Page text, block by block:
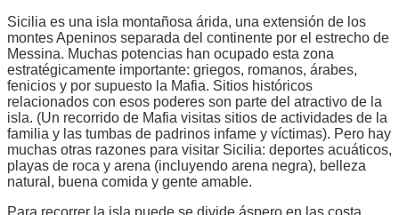
Sicilia es una isla montañosa árida, una extensión de los
montes Apeninos separada del continente por el estrecho de
Messina. Muchas potencias han ocupado esta zona
estratégicamente importante: griegos, romanos, árabes,
fenicios y por supuesto la Mafia. Sitios históricos
relacionados con esos poderes son parte del atractivo de la
isla. (Un recorrido de Mafia visitas sitios de actividades de la
familia y las tumbas de padrinos infame y víctimas). Pero hay
muchas otras razones para visitar Sicilia: deportes acuáticos,
playas de roca y arena (incluyendo arena negra), belleza
natural, buena comida y gente amable.
Para recorrer la isla puede se divide áspero en las costa